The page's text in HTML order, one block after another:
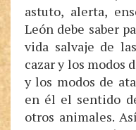
astuto, alerta,
León debe saber
vida salvaje de
cazar y los modos
y los modos de
en él el sentido
otros animales.